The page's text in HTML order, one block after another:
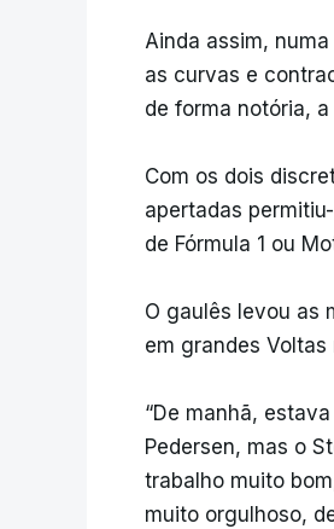
Ainda assim,
as curvas e
de forma notória,
Com os dois
apertadas
de Fórmula 1 ou
O gaulês levou as
em grandes
“De manhã,
Pedersen, mas o
trabalho muito
muito orgulhoso,